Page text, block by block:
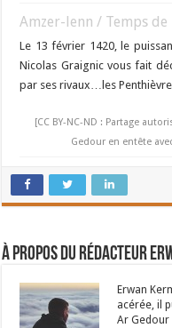
Amzer-lenn / Temps de
Le 13 février 1420, le
Nicolas Graignic vous fait
par ses rivaux…les
[CC BY-NC-ND : Partage
Gedour en entête
À propos du rédacteur
Erwan
acérée, il
Ar Gedour